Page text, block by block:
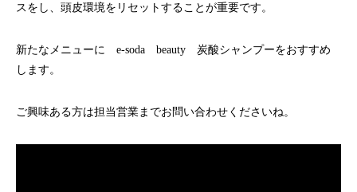
スをし、頭皮環境をリセットすることが重要です。
新たなメニューに e-soda beauty 炭酸シャンプーをおすすめ
します。
ご興味ある方は担当営業までお問い合わせくださいね。